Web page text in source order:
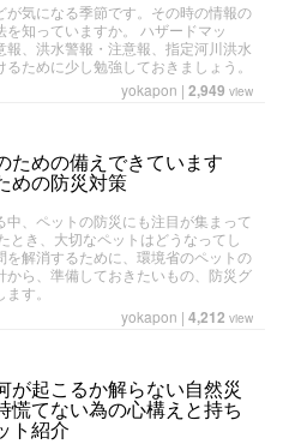
が気になる季節です。その時の情報の
を知っていますか。 ハザードマッ
報、洪水警報・注意報、指定河川洪水
ために少し勉強しておきましょう。
yokapon | 2,949 view
ための備えできています
めの防災対策
中、ペットの防災にも注目が集まって
とき、大切なペットはどうなってし
を解消するために、環境省のペットの
から、準備しておきたいもの、防災グ
す。
yokapon | 4,212 view
が起こるか解らない自然災
慌てない為の心構えと持ち
ト紹介